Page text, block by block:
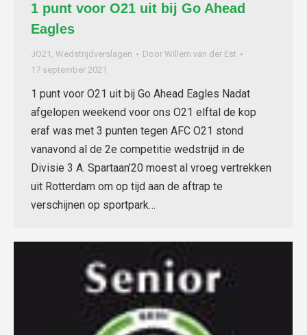
1 punt voor O21 uit bij Go Ahead
Eagles
JO21 , Wedstrijdverslagen Door Willem van der Est
17 september 2021
1 punt voor O21 uit bij Go Ahead Eagles Nadat
afgelopen weekend voor ons O21 elftal de kop
eraf was met 3 punten tegen AFC O21 stond
vanavond al de 2e competitie wedstrijd in de
Divisie 3 A. Spartaan’20 moest al vroeg vertrekken
uit Rotterdam om op tijd aan de aftrap te
verschijnen op sportpark…